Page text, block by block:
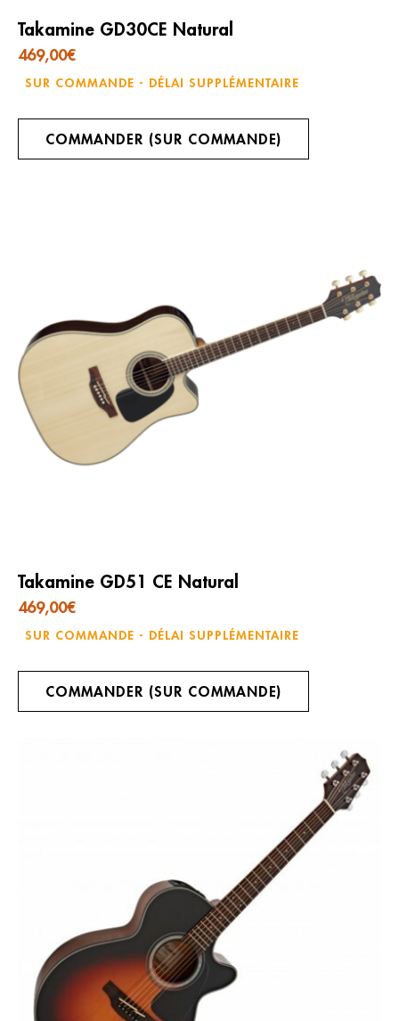
Takamine GD30CE Natural
469,00€
SUR COMMANDE - DÉLAI SUPPLÉMENTAIRE
COMMANDER (SUR COMMANDE)
Takamine GD51 CE Natural
469,00€
SUR COMMANDE - DÉLAI SUPPLÉMENTAIRE
COMMANDER (SUR COMMANDE)